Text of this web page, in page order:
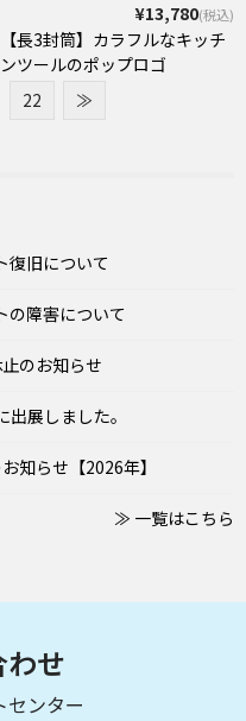
¥13,780(税込)
【長3封筒】カラフルなキッチ
ンツールのポップロゴ
22 ≫
復旧について
の障害について
のお知らせ
出展しました。
知らせ【2026年】
≫ 一覧はこちら
せ
センター